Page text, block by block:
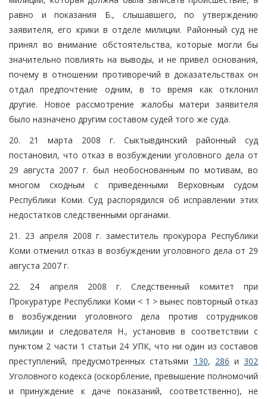
равно и показания Б., слышавшего, по утверждению
заявителя, его крики в отделе милиции. Районный суд не
принял во внимание обстоятельства, которые могли бы
значительно повлиять на выводы, и не привел основания,
почему в отношении противоречий в доказательствах он
отдал предпочтение одним, в то время как отклонил
другие. Новое рассмотрение жалобы матери заявителя
было назначено другим составом судей того же суда.
20. 21 марта 2008 г. Сыктывдинский районный суд
постановил, что отказ в возбуждении уголовного дела от
29 августа 2007 г. был необоснованным по мотивам, во
многом сходным с приведенными Верховным судом
Республики Коми. Суд распорядился об исправлении этих
недостатков следственными органами.
21. 23 апреля 2008 г. заместитель прокурора Республики
Коми отменил отказ в возбуждении уголовного дела от 29
августа 2007 г.
22. 24 апреля 2008 г. Следственный комитет при
Прокуратуре Республики Коми < 1 > вынес повторный отказ
в возбуждении уголовного дела против сотрудников
милиции и следователя Н., установив в соответствии с
пунктом 2 части 1 статьи 24 УПК, что ни один из составов
преступлений, предусмотренных статьями 130, 286 и302
Уголовного кодекса (оскорбление, превышение полномочий
и принуждение к даче показаний, соответственно), не